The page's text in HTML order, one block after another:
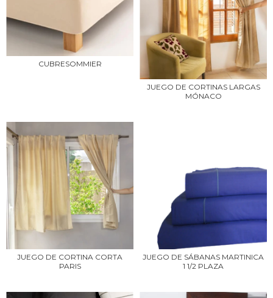
CUBRESOMMIER
JUEGO DE CORTINAS LARGAS
MÓNACO
JUEGO DE CORTINA CORTA
PARIS
JUEGO DE SÁBANAS MARTINICA
1 1/2 PLAZA